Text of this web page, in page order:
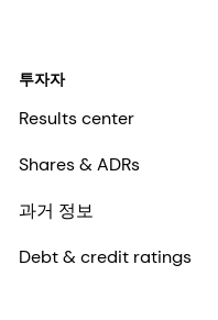
투자자
Results center
Shares & ADRs
과거 정보
Debt & credit ratings